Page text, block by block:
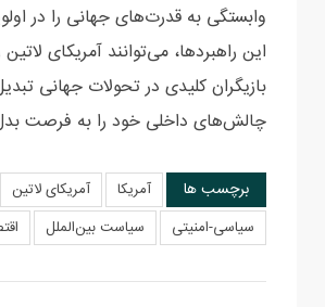
وابستگی به قدرت‌های جهانی را در
این راهبردها، می‌توانند آمریکای
بازیگران کلیدی در تحولات جهانی
چالش‌های داخلی خود را به فرصت‌
برچسب ها آمریکا
آمریکای لاتین
سیاسی-امنیتی
سیاست بین‌الملل